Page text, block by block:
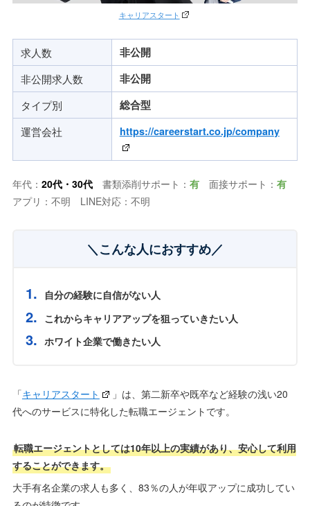
キャリアスタート
求人数 非公開
非公開求人数 非公開
タイプ別 総合型
運営会社 https://careerstart.co.jp/company
年代： 20代・ 30代書類添削サポート： 有面接サポート： 有
アプリ：不明 LINE対応： 不明
＼こんな人におすすめ／
自分の経験に自信がない人
これからキャリアアップを狙っていきたい人
ホワイト企業で働きたい人
「キャリアスタート
」は、第二新卒や既卒など経験の浅い20
代へのサービスに特化した転職エージェントです。
転職エージェントとしては10年以上の実績があり、安心して利用
することができます。
大手有名企業の求人も多く、83％の人が年収アップに成功してい